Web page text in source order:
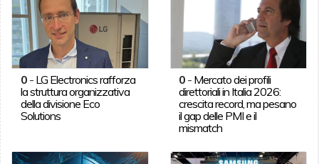
0- LG Electronics rafforza
la struttura organizzativa
della divisione Eco
Solutions
0 - Mercato dei profili
direttoriali in Italia 2026:
crescita record, ma pesano
il gap delle PMI e il
mismatch